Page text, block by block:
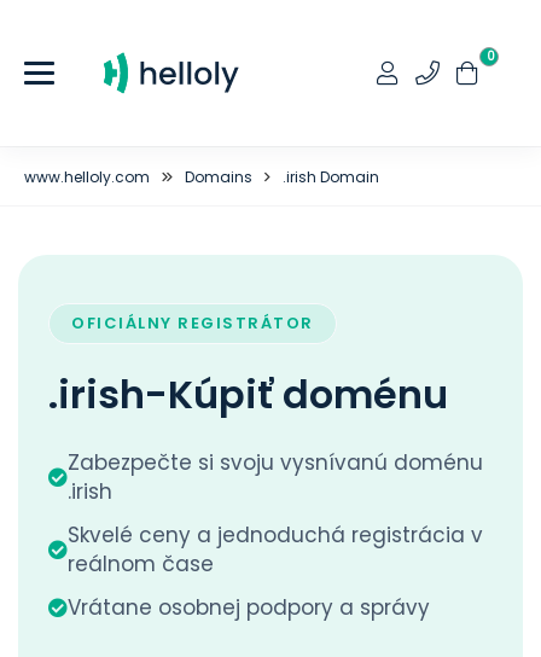
0
www.helloly.com Domains .irish Domain
OFICIÁLNY REGISTRÁTOR
.irish-Kúpiť doménu
Zabezpečte si svoju vysnívanú doménu
.irish
Skvelé ceny a jednoduchá registrácia v
reálnom čase
Vrátane osobnej podpory a správy